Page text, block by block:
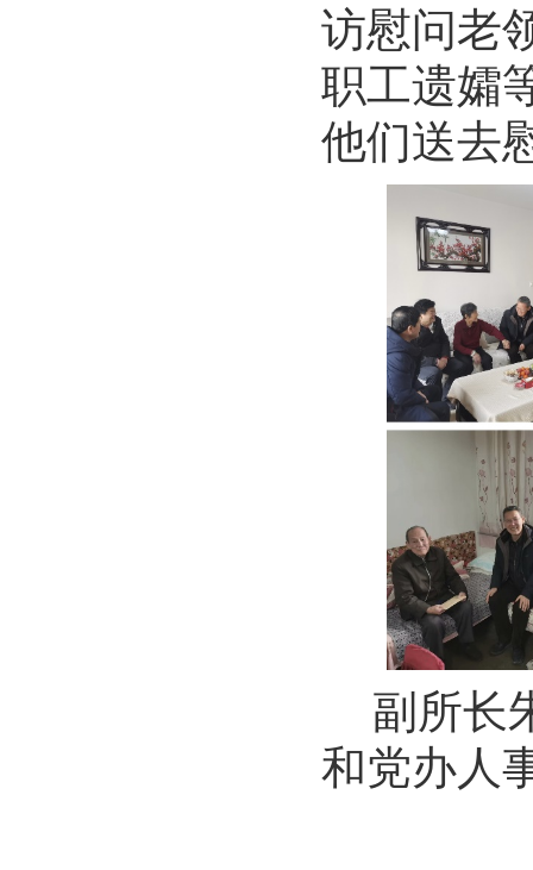
访慰问老
职工遗孀
他们送去
副所长
和党办人